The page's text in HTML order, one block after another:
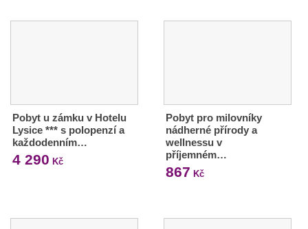
Pobyt u zámku v Hotelu
Lysice *** s polopenzí a
každodenním…
4 290 Kč
Pobyt pro milovníky
nádherné přírody a
wellnessu v
příjemném…
867 Kč